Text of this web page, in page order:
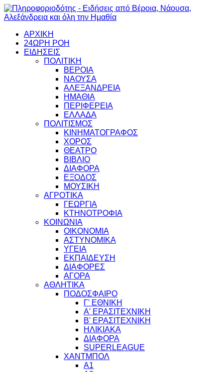
ΑΡΧΙΚΗ
24ΩΡΗ ΡΟΗ
ΕΙΔΗΣΕΙΣ
ΠΟΛΙΤΙΚΗ
ΒΕΡΟΙΑ
ΝΑΟΥΣΑ
ΑΛΕΞΑΝΔΡΕΙΑ
ΗΜΑΘΙΑ
ΠΕΡΙΦΕΡΕΙΑ
ΕΛΛΑΔΑ
ΠΟΛΙΤΙΣΜΟΣ
ΚΙΝΗΜΑΤΟΓΡΑΦΟΣ
ΧΟΡΟΣ
ΘΕΑΤΡΟ
ΒΙΒΛΙΟ
ΔΙΑΦΟΡΑ
ΕΞΟΔΟΣ
ΜΟΥΣΙΚΗ
ΑΓΡΟΤΙΚΑ
ΓΕΩΡΓΙΑ
ΚΤΗΝΟΤΡΟΦΙΑ
ΚΟΙΝΩΝΙΑ
ΟΙΚΟΝΟΜΙΑ
ΑΣΤΥΝΟΜΙΚΑ
ΥΓΕΙΑ
ΕΚΠΑΙΔΕΥΣΗ
ΔΙΑΦΟΡΕΣ
ΑΓΟΡΑ
ΑΘΛΗΤΙΚΑ
ΠΟΔΟΣΦΑΙΡΟ
Γ' ΕΘΝΙΚΗ
Α' ΕΡΑΣΙΤΕΧΝΙΚΗ
Β' ΕΡΑΣΙΤΕΧΝΙΚΗ
ΗΛΙΚΙΑΚΑ
ΔΙΑΦΟΡΑ
SUPERLEAGUE
ΧΑΝΤΜΠΟΛ
Α1